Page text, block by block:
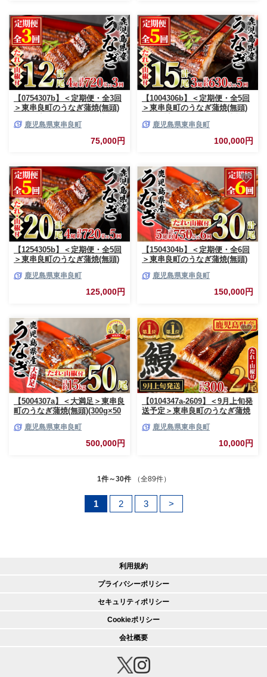
【0754307b】＜定期便・全3回
＞東串良町のうなぎ蒲焼(無頭)
×3回)うなぎ 高級 ウナギ 鰻 国
産 蒲焼 蒲焼き たれ 鹿児島 ふ
るさと 人気【アクアおおすみ】
鹿児島県東串良町
75,000円
【1004306b】＜定期便・全5回
＞東串良町のうなぎ蒲焼(無頭)
×5回)うなぎ 高級 ウナギ 鰻 国
産 蒲焼 蒲焼き たれ 鹿児島 ふ
るさと 人気【アクアおおすみ】
鹿児島県東串良町
100,000円
【1254305b】＜定期便・全5回
＞東串良町のうなぎ蒲焼(無頭)
×5回)うなぎ 高級 ウナギ 鰻 国
産 蒲焼 蒲焼き たれ 鹿児島 ふ
るさと 人気【アクアおおすみ】
鹿児島県東串良町
125,000円
【1504304b】＜定期便・全6回
＞東串良町のうなぎ蒲焼(無頭)
×6回)うなぎ 高級 ウナギ 鰻 国
産 蒲焼 蒲焼き たれ 鹿児島 ふ
るさと 人気【アクアおおすみ】
鹿児島県東串良町
150,000円
【5004307a】＜大満足＞東串良
町のうなぎ蒲焼(無頭)(300g×50
付)うなぎ 高級 ウナギ 鰻 国産
蒲焼 蒲焼き たれ 鹿児島 ふるさ
と 人気【アクアおおすみ】
鹿児島県東串良町
500,000円
【0104347a-2609】＜9月上旬発
送予定＞東串良町のうなぎ蒲焼
山椒付) うなぎ 高級 ウナギ 鰻
国産 蒲焼 蒲焼き たれ 鹿児島
ふるさと 人気【アクアおおす
鹿児島県東串良町
10,000円
1件～30件 （全89件）
1 2 3 >
利用規約
プライバシーポリシー
セキュリティポリシー
Cookieポリシー
会社概要